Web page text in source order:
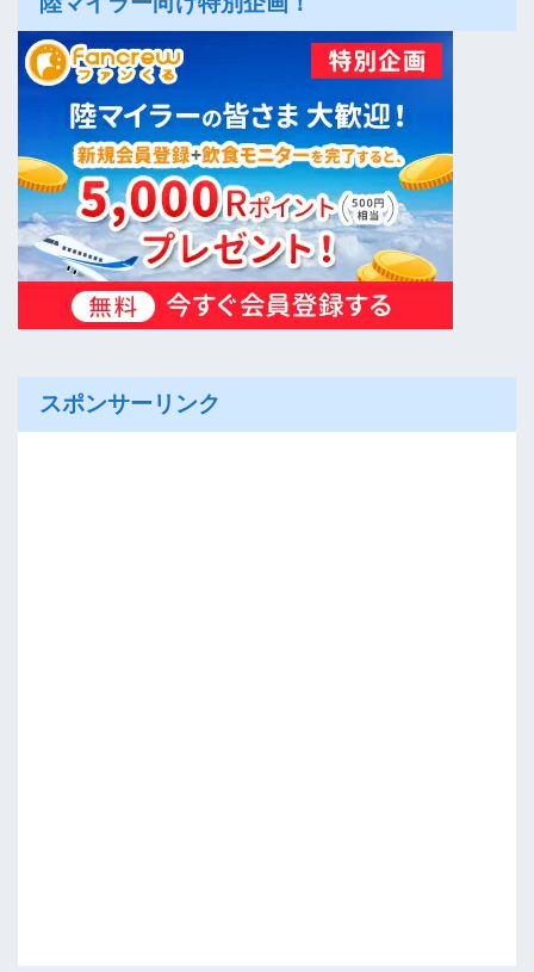
スポンサーリンク